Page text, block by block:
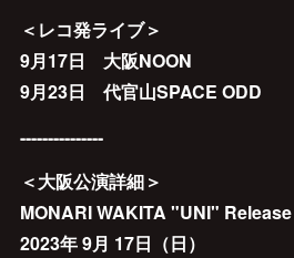
＜レコ発ライブ＞
9月17日 大阪NOON
9月23日 代官山SPACE ODD
---------------
＜大阪公演詳細＞
MONARI WAKITA "UNI"
2023年 9月 17日（日）